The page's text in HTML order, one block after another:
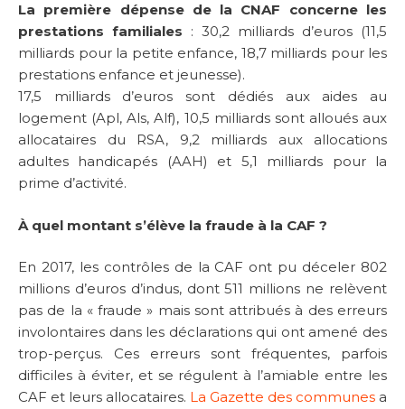
La première dépense de la CNAF concerne les
prestations familiales : 30,2 milliards d’euros (11,5
milliards pour la petite enfance, 18,7 milliards pour les
prestations enfance et jeunesse).
17,5 milliards d’euros sont dédiés aux aides au
logement (Apl, Als, Alf), 10,5 milliards sont alloués aux
allocataires du RSA, 9,2 milliards aux allocations
adultes handicapés (AAH) et 5,1 milliards pour la
prime d’activité.
À quel montant s’élève la fraude à la CAF ?
En 2017, les contrôles de la CAF ont pu déceler 802
millions d’euros d’indus, dont 511 millions ne relèvent
pas de la « fraude » mais sont attribués à des erreurs
involontaires dans les déclarations qui ont amené des
trop-perçus. Ces erreurs sont fréquentes, parfois
difficiles à éviter, et se régulent à l’amiable entre les
CAF et leurs allocataires. La Gazette des communes a